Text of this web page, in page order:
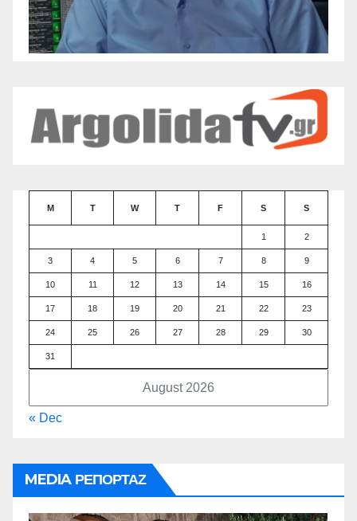
August 2026
M T W T F S S
1 2
3 4 5 6 7 8 9
10 11 12 13 14 15 16
17 18 19 20 21 22 23
24 25 26 27 28 29 30
31
« Dec
MEDIA ΡΕΠΟΡΤΑΖ